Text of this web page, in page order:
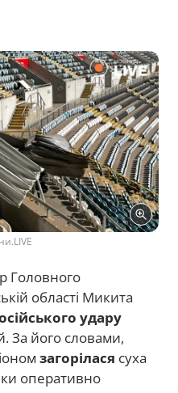
Головного
області Микита
удару
За його словами,
загорілася суха
оперативно